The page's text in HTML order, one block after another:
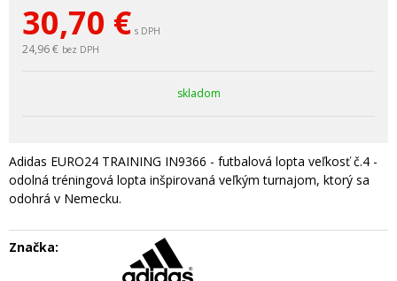
30,70 € s DPH
24,96 € bez DPH
skladom
Adidas EURO24 TRAINING IN9366 - futbalová lopta veľkosť č.4 -
odolná tréningová lopta inšpirovaná veľkým turnajom, ktorý sa
odohrá v Nemecku.
Značka: